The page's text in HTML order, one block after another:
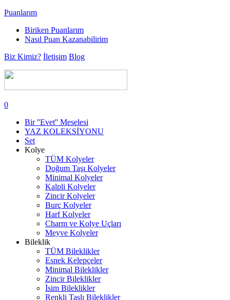
Puanlarım
Biriken Puanlarım
Nasıl Puan Kazanabilirim
Biz Kimiz? İletişim Blog
0
Bir ''Evet'' Meselesi
YAZ KOLEKSİYONU
Set
Kolye
TÜM Kolyeler
Doğum Taşı Kolyeler
Minimal Kolyeler
Kalpli Kolyeler
Zincir Kolyeler
Burç Kolyeler
Harf Kolyeler
Charm ve Kolye Uçları
Meyve Kolyeler
Bileklik
TÜM Bileklikler
Esnek Kelepçeler
Minimal Bileklikler
Zincir Bileklikler
İsim Bileklikler
Renkli Taşlı Bileklikler